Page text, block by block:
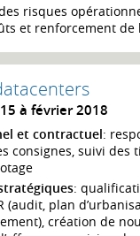
risques
et renforcement
à février 2018
et contractuel:
consignes, suivi des
:
(audit, plan
création de